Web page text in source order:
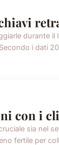
durante
i dati
con i
sia nel
fertile per